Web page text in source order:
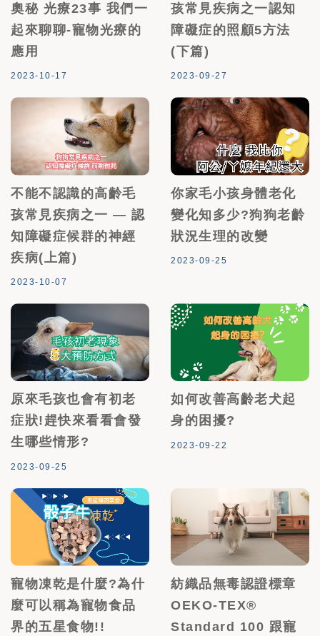
奧秘 光療23事 我們一
起來聊聊-寵物光療的
應用
2023-10-17
孩常見疾病之一認知
障礙症的照顧5方法
(下篇)
2023-09-27
不能不認識的高齡毛
孩常見疾病之一 — 認
知障礙症候群的神經
疾病(上篇)
2023-10-07
你家毛小孩身體老化
變化知多少?狗狗老齡
狀況生理的改變
2023-09-25
原來毛孩也會有初老
症狀!趕快來看看會發
生哪些情形?
2023-09-25
如何改善高齡老犬起
身的困擾?
2023-09-22
寵物凍乾是什麼?為什
麼可以稱為寵物食品
界的五星食物!!
紡織品無毒認證標章
OEKO-TEX®
Standard 100 跟寵